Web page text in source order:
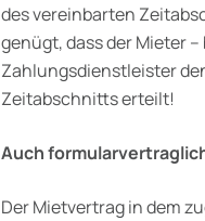
des vereinbarten
genügt, dass der Mieter
Zahlungsdienstleister
Zeitabschnitts erteilt!
Auch
Der Mietvertrag in dem